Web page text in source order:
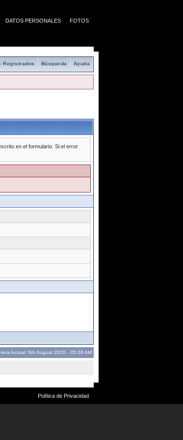
DATOS PERSONALES FOTOS
Ayuda
Búsqueda
Registrados
en el formulario. Si el error
Actual: 6th August 2026 - 05:26 AM
Política de Privacidad